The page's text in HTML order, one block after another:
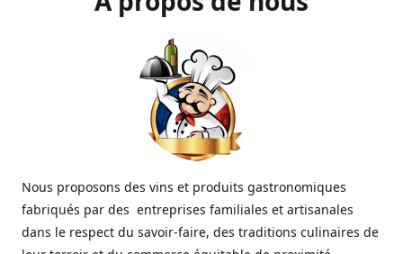
Nous proposons des vins et produits gastronomiques
fabriqués par des entreprises familiales et artisanales
dans le respect du savoir-faire, des traditions culinaires de